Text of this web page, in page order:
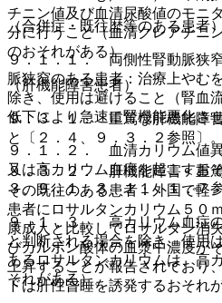
チニン値及び血清尿酸値のモニ
分に行うこと（血清クレアチニ
のおそれがある）。
（肝機能障害患者）
９．３．１． 重篤な肝機能障
と〔２．４、９．３．２参照〕。
９．３．２． 肝機能障害＜重
その既往のある患者：外国で軽
患者にロサルタンカリウム５０
康成人と比較してロサルタン消
びカルボン酸体の血漿中濃度が
上昇することが報告されており
ドは肝性昏睡を誘発するおそれ
（合併症・既往歴等のある患者）
９．１．１． 両側性腎動脈狭
脈狭窄のある患者：治療上やむ
除き、使用は避けること（腎血
低下により急速に腎機能悪化さ
９．１．２． 血清カリウム値
又は高カリウム血症を起こすお
３、９．１．３、１１．１．７
９．１．３． 高カリウム血症
と判断される場合を除き、使用
あるロサルタンカリウムは、高
それがある）。